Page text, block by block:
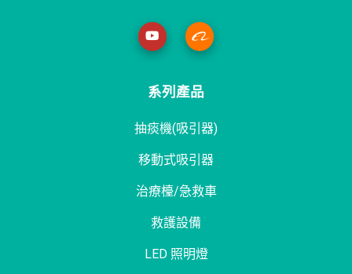
系列產品
抽痰機(吸引器)
移動式吸引器
治療檯/急救車
救護設備
LED 照明燈